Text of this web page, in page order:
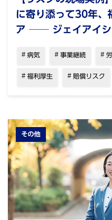
に寄り添って30年、
ア ── ジェイアイシ
病気 事業継続
福利厚生 賠償リスク
その他